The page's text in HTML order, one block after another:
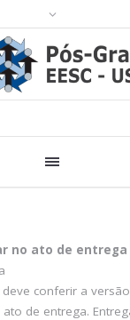
no ato de entrega
deve conferir a
de entrega.